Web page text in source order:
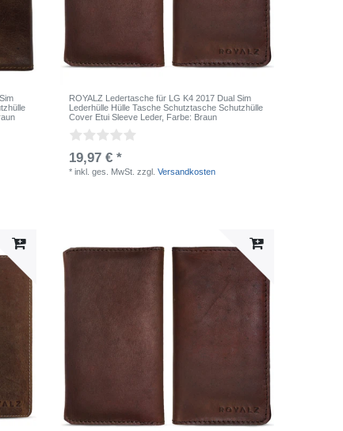
ROYALZ Ledertasche für LG K4 2017 Dual Sim
Lederhülle Hülle Tasche Schutztasche Schutzhülle
Cover Etui Sleeve Leder, Farbe: Braun
19,97 € *
*inkl. ges. MwSt. zzgl.Versandkosten